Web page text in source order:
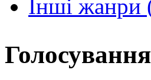
Інші жанри
Голосування